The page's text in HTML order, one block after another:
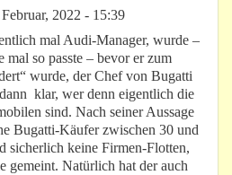
2022 - 15:39
mal Audi-Manager, wurde –
so passte – bevor er zum
wurde, der Chef von Bugatti
klar, wer denn eigentlich die
sind. Nach seiner Aussage
Bugatti-Käufer zwischen 30 und
sicherlich keine Firmen-Flotten,
gemeint. Natürlich hat der auch